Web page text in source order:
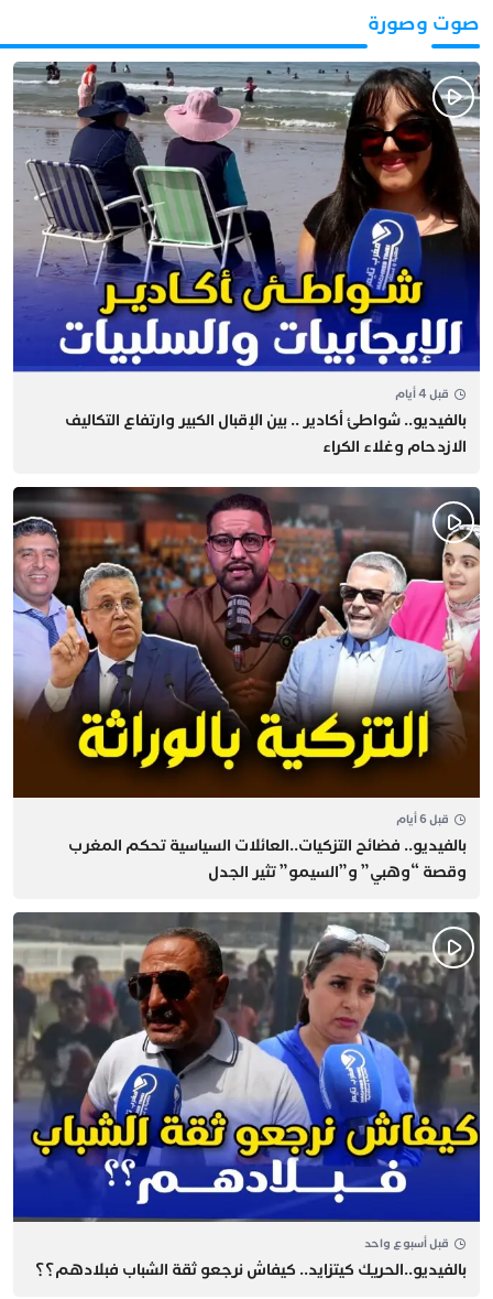
صوت وصورة
قبل 4 أيام
بالفيديو.. شواطئ أكادير .. بين الإقبال الكبير وارتفاع التكاليف
الازدحام وغلاء الكراء
قبل 6 أيام
بالفيديو.. فضائح التزكيات..العائلات السياسية تحكم المغرب
وقصة “وهبي” و”السيمو” تثير الجدل
قبل أسبوع واحد
بالفيديو..الحريك كيتزايد.. كيفاش نرجعو ثقة الشباب فبلادهم؟؟